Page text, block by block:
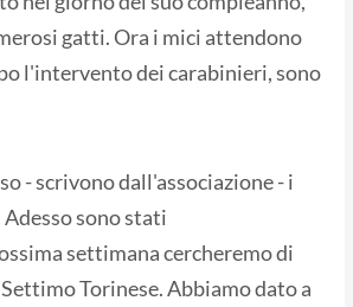
gatti. Ora i mici attendono
l'intervento dei carabinieri, sono
- scrivono dall'associazione - i
sono stati
settimana cercheremo di
Torinese. Abbiamo dato a